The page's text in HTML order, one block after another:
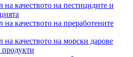
на качеството на пестицидите и
на качеството на преработените
на качеството на морски дарове